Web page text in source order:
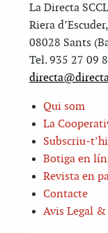
La Directa SCCL
Riera
08028 Sants
Tel. 935 27 09
Qui som
La
Subscriu-t’hi
Botiga en
Revista en
Contacte
Avis Legal